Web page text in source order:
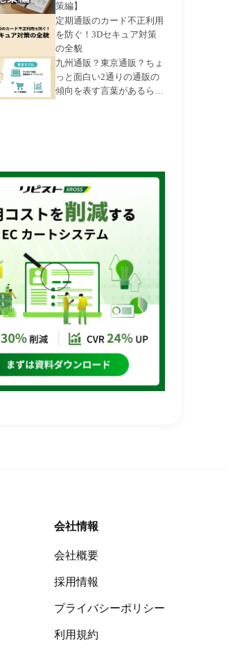
策編】
定期通販のカード不正利用
を防ぐ！3Dセキュア対策
の全貌
九州通販？東京通販？ちょ
っと面白い2通りの通販の
傾向を表す言葉があるらし
会社情報
会社概要
採用情報
プライバシーポリシー
利用規約
導入企業1,700社以上
EC・定期通販システムなら
リピストX
ダウンロードいただけます。